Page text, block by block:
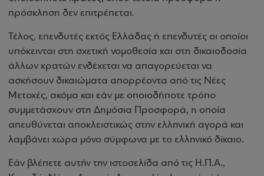
πρόσκληση δεν επιτρέπεται.
Τέλος, επενδυτές εκτός Ελλάδας ή επενδυτές οι οποίοι
υπόκεινται στη σχετική νομοθεσία και στη δικαιοδοσία
άλλων κρατών ενδέχεται να απαγορεύεται να
ασκήσουν δικαιώματα απορρέοντα από τις Νέες
Μετοχές, ακόμα και εάν µε οποιοδήποτε τρόπο
συμμετάσχουν στη Δημόσια Προσφορά, η οποία
απευθύνεται αποκλειστικώς στην ελληνική αγορά και
λαμβάνει χώρα µόνο σύμφωνα µε το ελληνικό δίκαιο.
Εάν βλέπετε αυτήν την ιστοσελίδα από τις Η.Π.Α.,